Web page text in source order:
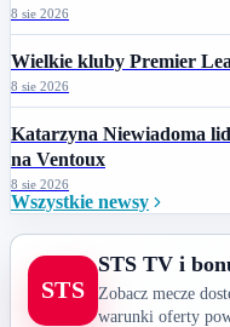
8 sie 2026
Wielkie kluby Premier
8 sie 2026
Katarzyna Niewiadoma
na Ventoux
8 sie 2026
Wszystkie newsy
STS
STS TV i
Zobacz mecze
warunki oferty